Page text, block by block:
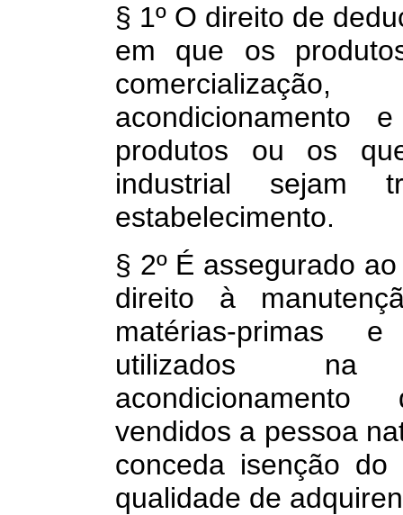
§ 1º O direito de
em que os
acondicionamento
produtos ou os
industrial sejam
estabelecimento.
§ 2º É assegurado
direito à
matérias-primas
utilizados na
vendidos a pessoa
conceda isenção do
qualidade de